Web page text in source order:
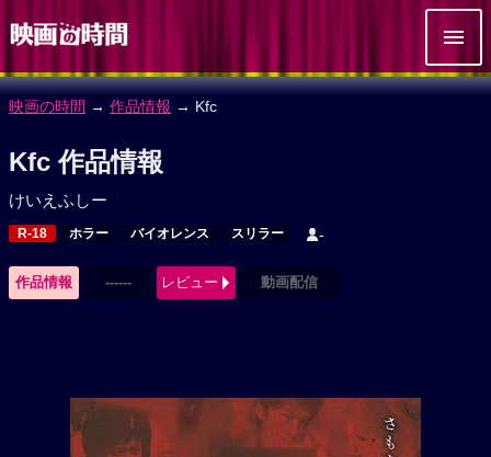
映画の時間 → 作品情報 → Kfc
Kfc 作品情報
けいえふしー
R-18 ホラー バイオレンス スリラー -
作品情報 ------ レビュー 動画配信